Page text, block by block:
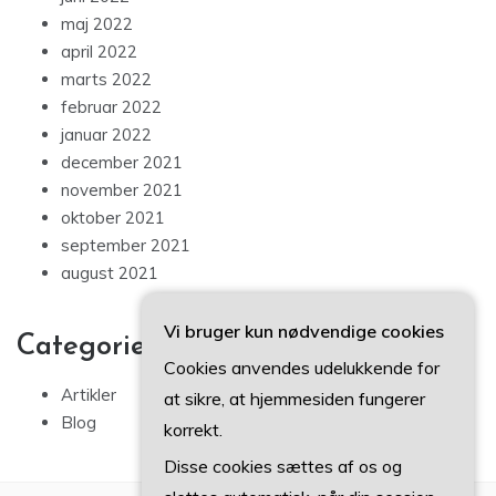
maj 2022
april 2022
marts 2022
februar 2022
januar 2022
december 2021
november 2021
oktober 2021
september 2021
august 2021
Categories
Artikler
Blog
Vi bruger kun nødvendige cookies
Cookies anvendes udelukkende for
at sikre, at hjemmesiden fungerer
korrekt.
Disse cookies sættes af os og